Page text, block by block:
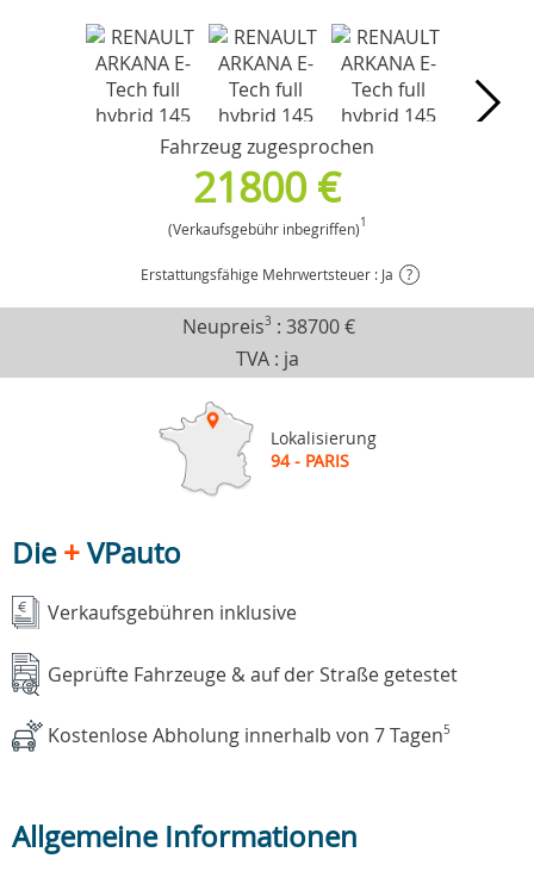
Fahrzeug zugesprochen
21800 €
(Verkaufsgebühr inbegriffen)1
Erstattungsfähige Mehrwertsteuer : Ja ?
Neupreis3 : 38700 €
TVA : ja
Lokalisierung
94 - PARIS
Die+VPauto
Verkaufsgebühren inklusive
Geprüfte Fahrzeuge & auf der Straße getestet
Kostenlose Abholung innerhalb von 7 Tagen5
Allgemeine Informationen